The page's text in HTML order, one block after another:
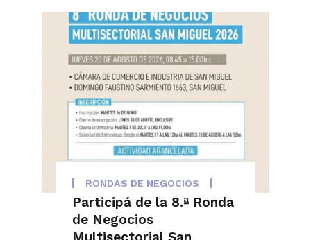
RONDAS DE NEGOCIOS
Participá de la 8.ª Ronda
de Negocios
Multisectorial San